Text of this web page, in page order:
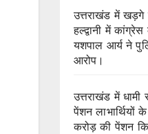
उत्तराखंड में
हल्द्वानी में
यशपाल आर्य ने
आरोप।
उत्तराखंड में
पेंशन लाभार्थियों
करोड़ की पेंशन